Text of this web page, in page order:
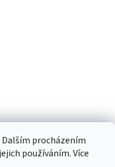
procházením
používáním. Více